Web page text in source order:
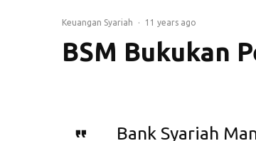
Keuangan Syariah · 11 years ago
BSM Bukukan
Bank Syariah